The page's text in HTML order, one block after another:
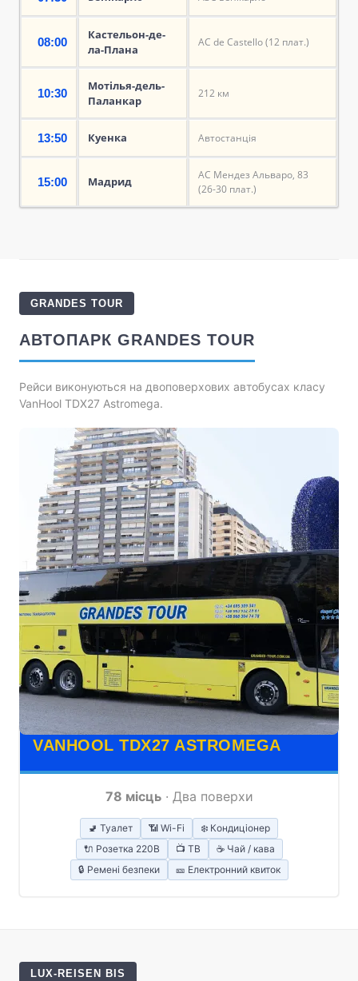
08:00
Кастельон-де-
ла-Плана
АС de Castello (12 плат.)
10:30
Мотілья-дель-
Паланкар
212 км
13:50 Куенка Автостанція
15:00 Мадрид
АС Мендез Альваро, 83
(26-30 плат.)
GRANDES TOUR
АВТОПАРК GRANDES TOUR
Рейси виконуються на двоповерхових автобусах класу
VanHool TDX27 Astromega.
VANHOOL TDX27 ASTROMEGA
78 місць· Два поверхи
🚽 Туалет 📶 Wi-Fi
❄️ Кондиціонер
🔌 Розетка 220В
📺 ТВ
☕ Чай / кава
🔒 Ремені безпеки
🎫 Електронний квиток
LUX-REISEN BIS